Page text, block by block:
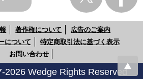
著作権について
広告のご案内
について
特定商取引法に基づく表示
お問い合わせ
2026 Wedge Rights Reserved